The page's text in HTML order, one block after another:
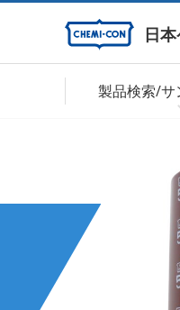
日
製品検索/サ